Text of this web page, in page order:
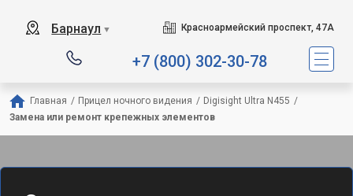
Барнаул ▼ Красноармейский проспект, 47А
+7 (800) 302-30-78
Главная / Прицел ночного видения / Digisight Ultra N455 /
Замена или ремонт крепежных элементов